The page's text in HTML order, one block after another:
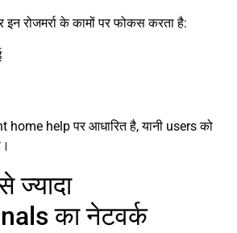
इन रोजमर्रा के कामों पर फोकस करता है:
home help पर आधारित है, यानी users को
ज्यादा
का नेटवर्क